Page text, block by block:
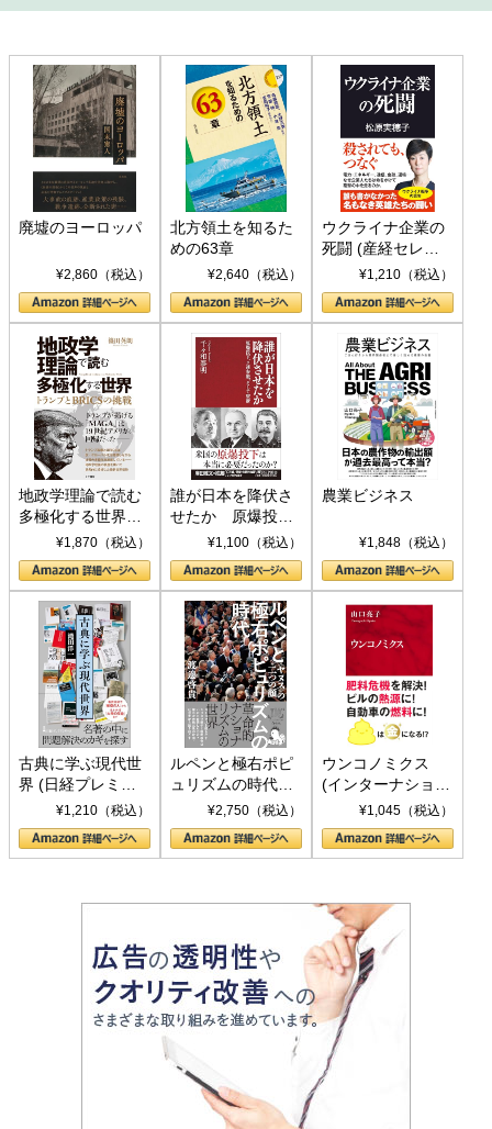
廃墟のヨーロッパ
¥2,860（税込）
北方領土を知るた
めの63章
¥2,640（税込）
ウクライナ企業の
死闘 (産経セレク
ト S 039)¥1,210（税込）
地政学理論で読む
多極化する世界：
トランプとBRICS
の挑戦
¥1,870（税込）
誰が日本を降伏さ
せたか 原爆投
下、ソ連参戦、そ
して聖断 (PHP新
書)
¥1,100（税込）
農業ビジネス
¥1,848（税込）
古典に学ぶ現代世
界 (日経プレミア
シリーズ)¥1,210（税込）
ルペンと極右ポピ
ュリズムの時代：
〈ヤヌス〉の二つ
の顔
¥2,750（税込）
ウンコノミクス
(インターナショナ
ル新書)¥1,045（税込）